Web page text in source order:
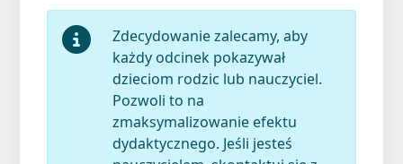
Zdecydowanie zalecamy, aby
każdy odcinek pokazywał
dzieciom rodzic lub nauczyciel.
Pozwoli to na
zmaksymalizowanie efektu
dydaktycznego. Jeśli jesteś